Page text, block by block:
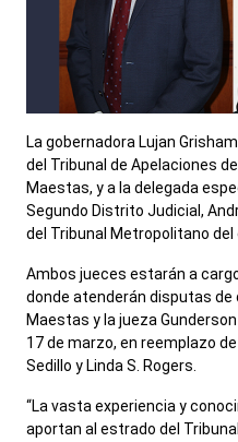
La gobernadora Lujan
del Tribunal de Apelaciones
Maestas, y a la delegada
Segundo Distrito Judicial,
del Tribunal Metropolitano del
Ambos jueces estarán a
donde atenderán disputas de
Maestas y la jueza
17de marzo, en reemplazo
Sedillo y Linda S. Rogers.
“La vasta experiencia y
aportan al estrado del